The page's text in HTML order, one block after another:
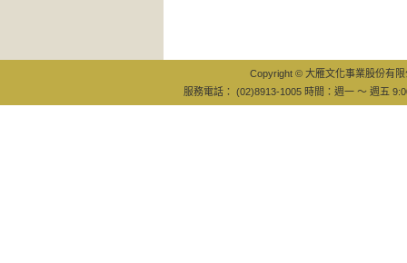
Copyright © 大雁文化事業股份有
服務電話： (02)8913-1005 時間：週一 ～ 週五